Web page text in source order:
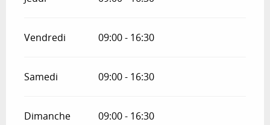
Vendredi 09:00 - 16:30
Samedi 09:00 - 16:30
Dimanche 09:00 - 16:30